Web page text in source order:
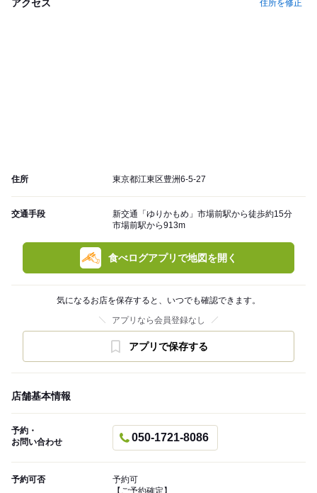
アクセス 住所を修正
住所 東京都江東区豊洲6-5-27
交通手段
新交通「ゆりかもめ」市場前駅から徒歩約15分
市場前駅から913m
食べログアプリで地図を開く
気になるお店を保存すると、いつでも確認できます。
アプリなら会員登録なし
アプリで保存する
店舗基本情報
予約・
お問い合わせ
050-1721-8086
予約可否
予約可
【ご予約確定】